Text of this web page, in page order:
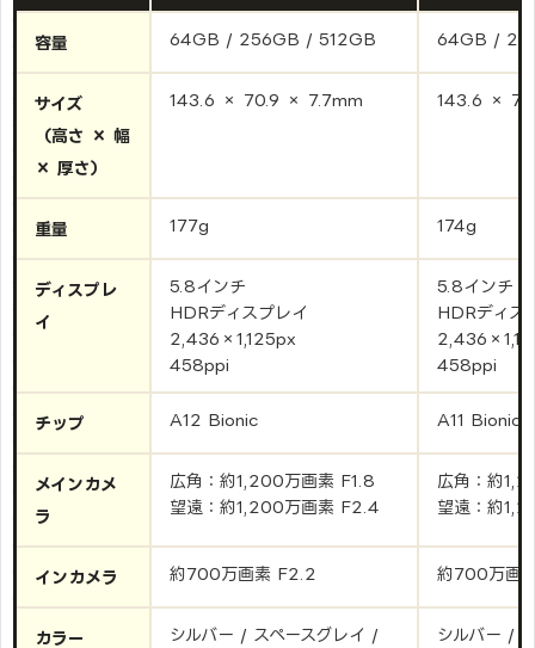
容量 64GB / 256GB / 512GB 64GB /
サイズ
（高さ × 幅
× 厚さ）
143.6 × 70.9 × 7.7mm 143.6 ×
重量 177g 174g
ディスプレ
イ
5.8インチ
HDRディスプレイ
2,436×1,125px
458ppi
5.8インチ
HDRディス
458ppi
チップ A12 Bionic A11 Bionic
メインカメ
ラ
広角：約1,200万画素 F1.8
望遠：約1,200万画素 F2.4
広角：約
望遠：約
インカメラ 約700万画素 F2.2 約700万画
カラー
シルバー / スペースグレイ /
シルバー /